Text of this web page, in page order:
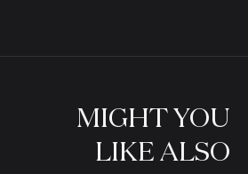
YOU
MIGHT
ALSO
LIKE